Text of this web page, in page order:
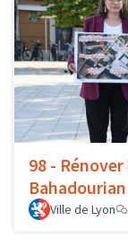
98 -
Ville de Lyon